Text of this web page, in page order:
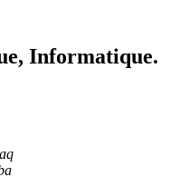
Informatique.
a